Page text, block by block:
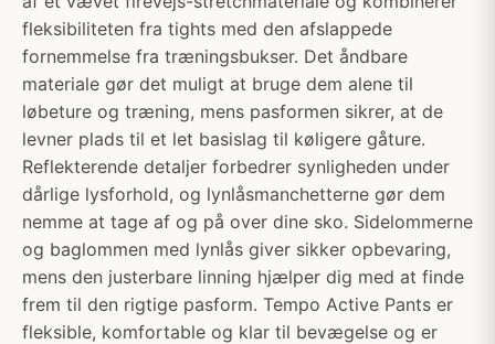
fleksibiliteten fra tights med den afslappede
fornemmelse fra træningsbukser. Det åndbare
materiale gør det muligt at bruge dem alene til
løbeture og træning, mens pasformen sikrer, at de
levner plads til et let basislag til køligere gåture.
Reflekterende detaljer forbedrer synligheden under
dårlige lysforhold, og lynlåsmanchetterne gør dem
nemme at tage af og på over dine sko. Sidelommerne
og baglommen med lynlås giver sikker opbevaring,
mens den justerbare linning hjælper dig med at finde
frem til den rigtige pasform. Tempo Active Pants er
fleksible, komfortable og klar til bevægelse og er